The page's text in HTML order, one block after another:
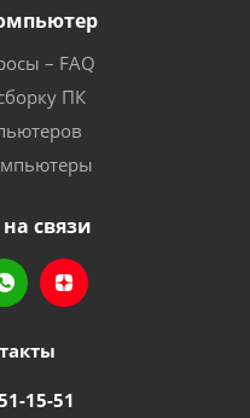
– FAQ
ПК
связи
15-51